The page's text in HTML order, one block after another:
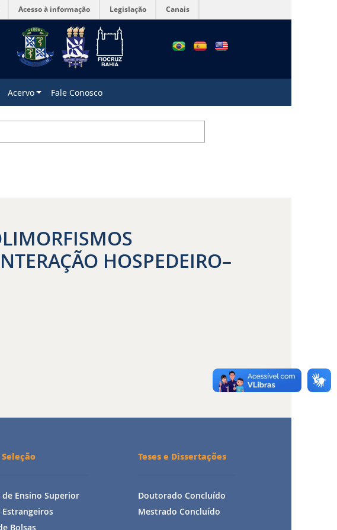
Acesso à informação Legislação Canais
Acervo Fale Conosco
HOSPEDEIRO–
de Ensino Superior
Bolsas
Teses e Dissertações
Doutorado Concluído
Mestrado Concluído